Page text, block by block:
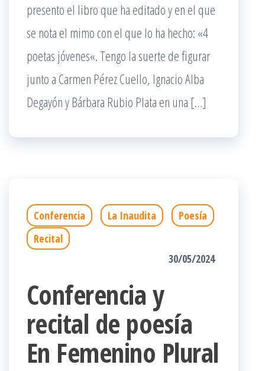
presento el libro que ha editado y en el que
se nota el mimo con el que lo ha hecho: «4
poetas jóvenes«. Tengo la suerte de figurar
junto a Carmen Pérez Cuello, Ignacio Alba
Degayón y Bárbara Rubio Plata en una […]
Conferencia La Inaudita
Poesía
Recital
30/05/2024
Conferencia y
recital de poesía
En Femenino Plural